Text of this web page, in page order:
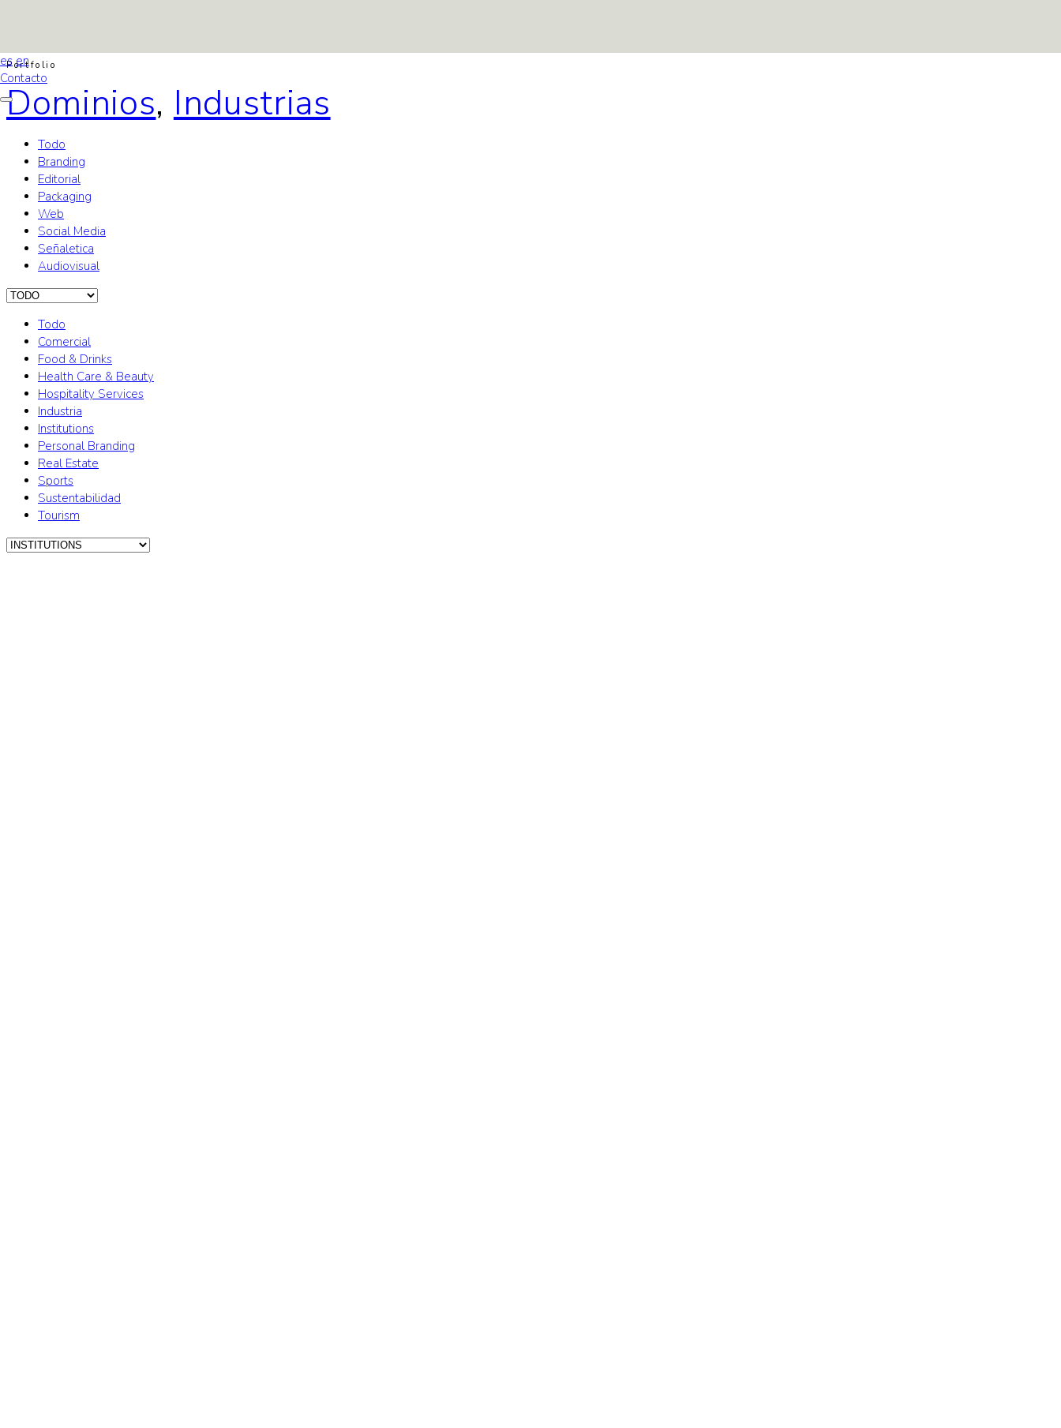
es en
Contacto
Portfolio
Dominios,Industrias
Todo
Branding
Editorial
Packaging
Web
Social Media
Señaletica
Audiovisual
Todo
Comercial
Food & Drinks
Health Care & Beauty
Hospitality Services
Industria
Institutions
Personal Branding
Real Estate
Sports
Sustentabilidad
Tourism